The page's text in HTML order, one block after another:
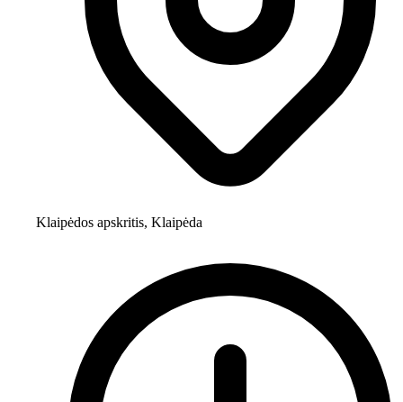
Klaipėdos apskritis, Klaipėda